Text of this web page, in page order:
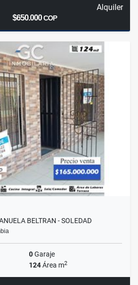
Alquiler
$650.000COP
BELTRAN - SOLEDAD
0Garaje
124Área m2